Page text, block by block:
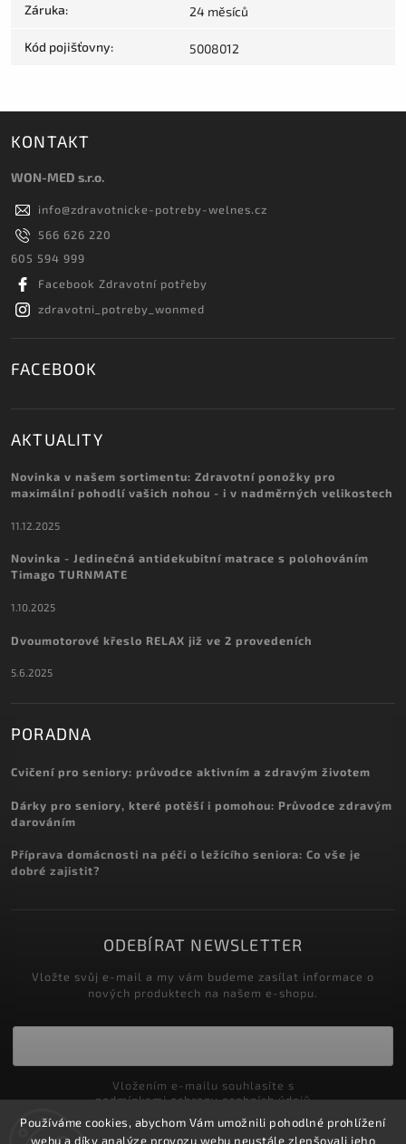
Používáme cookies, abychom Vám umožnili pohodlné prohlížení
webu a díky analýze provozu webu neustále zlepšovali jeho
Záruka: 24 měsíců
Kód pojišťovny: 5008012
KONTAKT
WON-MED s.r.o.
info@zdravotnicke-potreby-welnes.cz
566 626 220
605 594 999
Facebook Zdravotní potřeby
zdravotni_potreby_wonmed
FACEBOOK
AKTUALITY
Novinka v našem sortimentu: Zdravotní ponožky pro
maximální pohodlí vašich nohou - i v nadměrných velikostech
11.12.2025
Novinka - Jedinečná antidekubitní matrace s polohováním
Timago TURNMATE
1.10.2025
Dvoumotorové křeslo RELAX již ve 2 provedeních
5.6.2025
PORADNA
Cvičení pro seniory: průvodce aktivním a zdravým životem
Dárky pro seniory, které potěší i pomohou: Průvodce zdravým
darováním
Příprava domácnosti na péči o ležícího seniora: Co vše je
dobré zajistit?
ODEBÍRAT NEWSLETTER
Vložte svůj e-mail a my vám budeme zasílat informace o
nových produktech na našem e-shopu.
podmínkami ochrany osobních údajů
Přihlásit se